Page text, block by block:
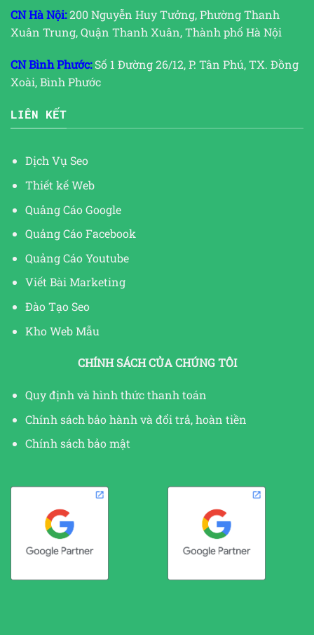
CN Hà Nội:200 Nguyễn Huy Tưởng, Phường Thanh
Xuân Trung, Quận Thanh Xuân, Thành phố Hà Nội
CN Bình Phước:Số 1 Đường 26/12, P. Tân Phú, TX. Đồng
Xoài, Bình Phước
LIÊN KẾT
Dịch Vụ Seo
Thiết kế Web
Quảng Cáo Google
Quảng Cáo Facebook
Quảng Cáo Youtube
Viết Bài Marketing
Đào Tạo Seo
Kho Web Mẫu
CHÍNH SÁCH CỦA CHÚNG TÔI
Quy định và hình thức thanh toán
Chính sách bảo hành và đổi trả, hoàn tiền
Chính sách bảo mật